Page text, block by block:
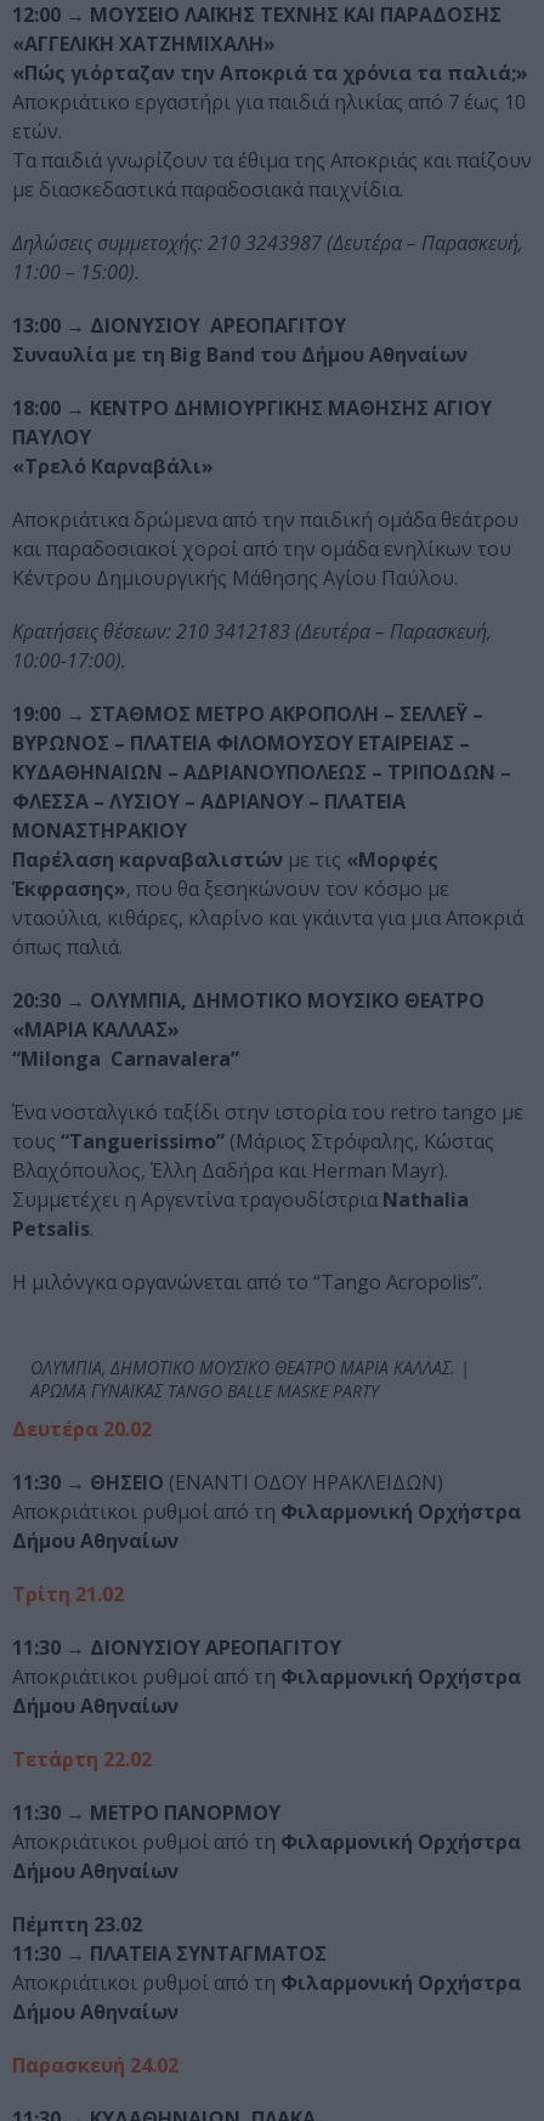
12:00 → ΜΟΥΣΕΙΟ ΛΑΪΚΗΣ ΤΕΧΝΗΣ ΚΑΙ ΠΑΡΑΔΟΣΗΣ
«ΑΓΓΕΛΙΚΗ ΧΑΤΖΗΜΙΧΑΛΗ»
«Πώς γιόρταζαν την Αποκριά τα χρόνια τα παλιά;»
Αποκριάτικο εργαστήρι για παιδιά ηλικίας από 7 έως 10
ετών.
Τα παιδιά γνωρίζουν τα έθιμα της Αποκριάς και παίζουν
με διασκεδαστικά παραδοσιακά παιχνίδια.
Δηλώσεις συμμετοχής: 210 3243987 (Δευτέρα – Παρασκευή,
11:00 – 15:00).
13:00 → ΔΙΟΝΥΣΙΟΥ ΑΡΕΟΠΑΓΙΤΟΥ
Συναυλία με τη Big Band του Δήμου Αθηναίων
18:00 → ΚΕΝΤΡΟ ΔΗΜΙΟΥΡΓΙΚΗΣ ΜΑΘΗΣΗΣ ΑΓΙΟΥ
ΠΑΥΛΟΥ
«Τρελό Καρναβάλι»
Αποκριάτικα δρώμενα από την παιδική ομάδα θεάτρου
και παραδοσιακοί χοροί από την ομάδα ενηλίκων του
Κέντρου Δημιουργικής Μάθησης Αγίου Παύλου.
Κρατήσεις θέσεων: 210 3412183 (Δευτέρα – Παρασκευή,
10:00-17:00).
19:00 → ΣΤΑΘΜΟΣ ΜΕΤΡΟ ΑΚΡΟΠΟΛΗ – ΣΕΛΛΕΫ –
ΒΥΡΩΝΟΣ – ΠΛΑΤΕΙΑ ΦΙΛΟΜΟΥΣΟΥ ΕΤΑΙΡΕΙΑΣ –
ΚΥΔΑΘΗΝΑΙΩΝ – ΑΔΡΙΑΝΟΥΠΟΛΕΩΣ – ΤΡΙΠΟΔΩΝ –
ΦΛΕΣΣΑ – ΛΥΣΙΟΥ – ΑΔΡΙΑΝΟΥ – ΠΛΑΤΕΙΑ
ΜΟΝΑΣΤΗΡΑΚΙΟΥ
Παρέλαση καρναβαλιστών με τις «Μορφές
Έκφρασης», που θα ξεσηκώνουν τον κόσμο με
νταούλια, κιθάρες, κλαρίνο και γκάιντα για μια Αποκριά
όπως παλιά.
20:30 → ΟΛΥΜΠΙΑ, ΔΗΜΟΤΙΚΟ ΜΟΥΣΙΚΟ ΘΕΑΤΡΟ
«ΜΑΡΙΑ ΚΑΛΛΑΣ»
“Milonga Carnavalera”
Ένα νοσταλγικό ταξίδι στην ιστορία του retro tango με
τους “Tanguerissimo” (Μάριος Στρόφαλης, Κώστας
Βλαχόπουλος, Έλλη Δαδήρα και Herman Mayr).
Συμμετέχει η Aργεντίνα τραγουδίστρια Nathalia
Petsalis.
Η μιλόνγκα οργανώνεται από το “Τango Acropolis”.
ΟΛΥΜΠΙΑ, ΔΗΜΟΤΙΚΟ ΜΟΥΣΙΚΟ ΘΕΑΤΡΟ ΜΑΡΙΑ ΚΑΛΛΑΣ. |
ΑΡΩΜΑ ΓΥΝΑΙΚΑΣ TANGO BALLE MASKE PARTY
Δευτέρα 20.02
11:30 → ΘΗΣΕΙΟ (ΕΝΑΝΤΙ ΟΔΟΥ ΗΡΑΚΛΕΙΔΩΝ)
Αποκριάτικοι ρυθμοί από τη Φιλαρμονική Ορχήστρα
Δήμου Αθηναίων
Τρίτη 21.02
11:30 → ΔΙΟΝΥΣΙΟΥ ΑΡΕΟΠΑΓΙΤΟΥ
Αποκριάτικοι ρυθμοί από τη Φιλαρμονική Ορχήστρα
Δήμου Αθηναίων
Τετάρτη 22.02
11:30 → ΜΕΤΡΟ ΠΑΝΟΡΜΟΥ
Αποκριάτικοι ρυθμοί από τη Φιλαρμονική Ορχήστρα
Δήμου Αθηναίων
Πέμπτη 23.02
11:30 → ΠΛΑΤΕΙΑ ΣΥΝΤΑΓΜΑΤΟΣ
Αποκριάτικοι ρυθμοί από τη Φιλαρμονική Ορχήστρα
Δήμου Αθηναίων
Παρασκευή 24.02